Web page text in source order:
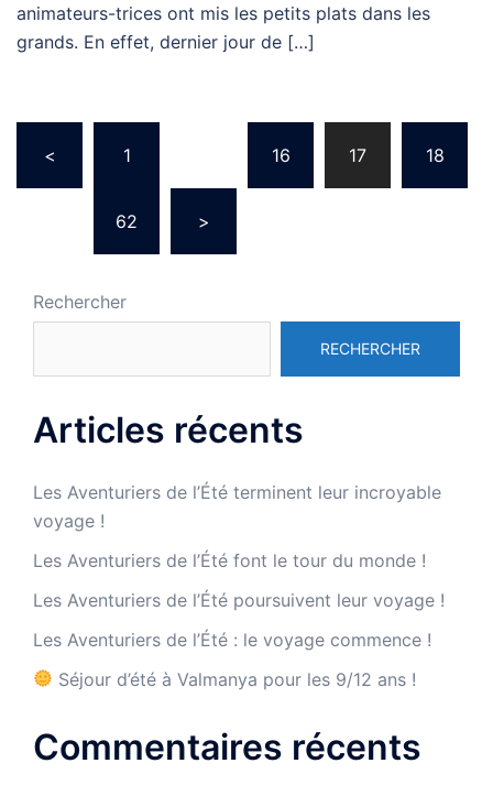
animateurs-trices ont mis les petits plats dans les
grands. En effet, dernier jour de […]
des
articles
< 1 16 17 18
62 >
Rechercher
RECHERCHER
Articles récents
Les Aventuriers de l’Été terminent leur incroyable
voyage !
Les Aventuriers de l’Été font le tour du monde !
Les Aventuriers de l’Été poursuivent leur voyage !
Les Aventuriers de l’Été : le voyage commence !
Séjour d’été à Valmanya pour les 9/12 ans !
Commentaires récents